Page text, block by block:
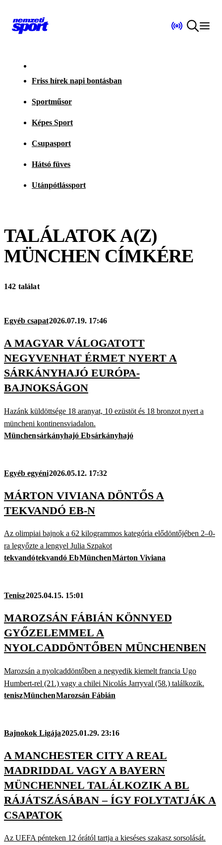
Friss hírek napi bontásban
Sportműsor
Képes Sport
Csupasport
Hátsó füves
Utánpótlássport
TALÁLATOK A(Z)
MÜNCHENCÍMKÉRE
142 találat
Egyéb csapat2026.07.19. 17:46
A MAGYAR VÁLOGATOTT
NEGYVENHAT ÉRMET NYERT A
SÁRKÁNYHAJÓ EURÓPA-
BAJNOKSÁGON
Hazánk küldöttsége 18 aranyat, 10 ezüstöt és 18 bronzot nyert a
müncheni kontinensviadalon.
Münchensárkányhajó Ebsárkányhajó
Egyéb egyéni2026.05.12. 17:32
MÁRTON VIVIANA DÖNTŐS A
TEKVANDÓ EB-N
Az olimpiai bajnok a 62 kilogrammos kategória elődöntőjében 2–0-
ra legyőzte a lengyel Julia Szpakot
tekvandótekvandó EbMünchenMárton Viviana
Tenisz2025.04.15. 15:01
MAROZSÁN FÁBIÁN KÖNNYED
GYŐZELEMMEL A
NYOLCADDÖNTŐBEN MÜNCHENBEN
Marozsán a nyolcaddöntőben a negyedik kiemelt francia Ugo
Humbert-rel (21.) vagy a chilei Nicolás Jarryval (58.) találkozik.
teniszMünchenMarozsán Fábián
Bajnokok Ligája2025.01.29. 23:16
A MANCHESTER CITY A REAL
MADRIDDAL VAGY A BAYERN
MÜNCHENNEL TALÁLKOZIK A BL
RÁJÁTSZÁSÁBAN – ÍGY FOLYTATJÁK A
CSAPATOK
Az UEFA pénteken 12 órától tartja a kieséses szakasz sorsolását.